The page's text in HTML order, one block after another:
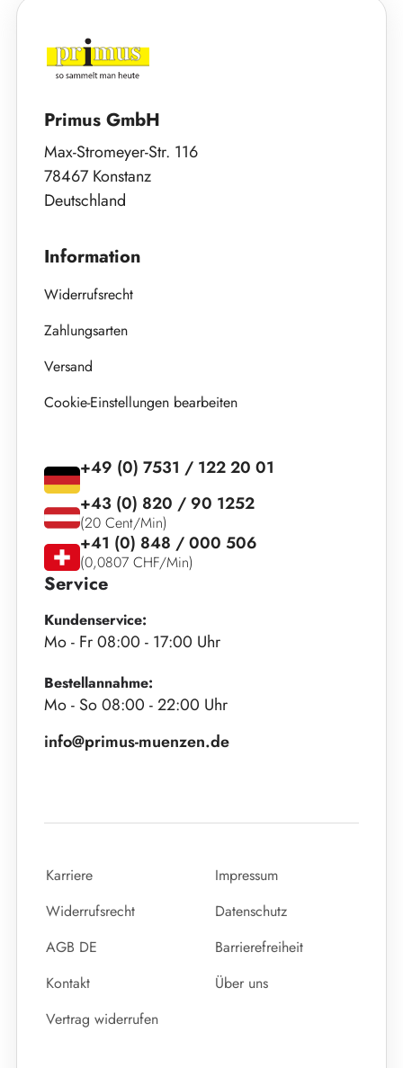
Primus GmbH
Max-Stromeyer-Str. 116
78467 Konstanz
Deutschland
Information
Widerrufsrecht
Zahlungsarten
Versand
Cookie-Einstellungen bearbeiten
Service
Kundenservice:
Mo - Fr 08:00 - 17:00 Uhr
Bestellannahme:
Mo - So 08:00 - 22:00 Uhr
info@primus-muenzen.de
+49 (0) 7531 / 122 20 01
+43 (0) 820 / 90 1252
(20 Cent/Min)
+41 (0) 848 / 000 506
(0,0807 CHF/Min)
Karriere
Impressum
Widerrufsrecht
Datenschutz
AGB DE
Barrierefreiheit
Kontakt
Über uns
Vertrag widerrufen